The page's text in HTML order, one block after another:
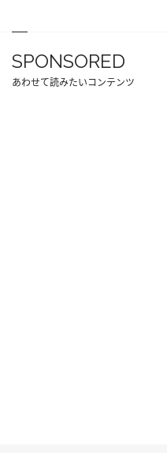
SPONSORED
あわせて読みたいコンテンツ